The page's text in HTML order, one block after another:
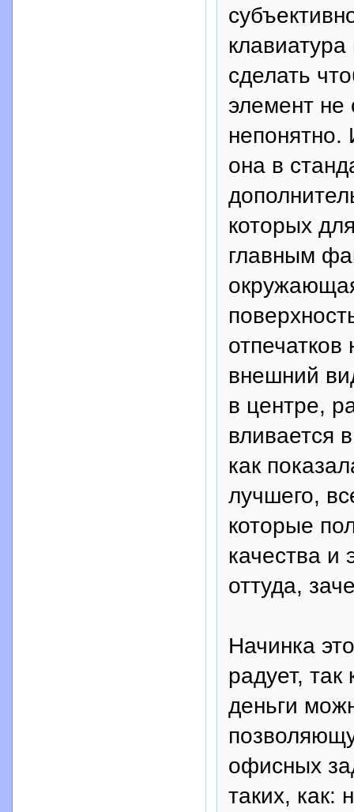
сделать
элемент не
непонятно.
она в
которых
главным
внешний
в центре,
вливается
как
лучшего,
которые
качества и
оттуда,
Начинка
радует,
деньги
офисных
таких, как: